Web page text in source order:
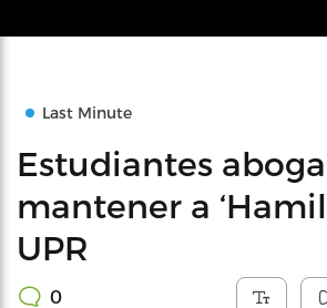
Last Minute
Estudiantes
mantener a
UPR
0